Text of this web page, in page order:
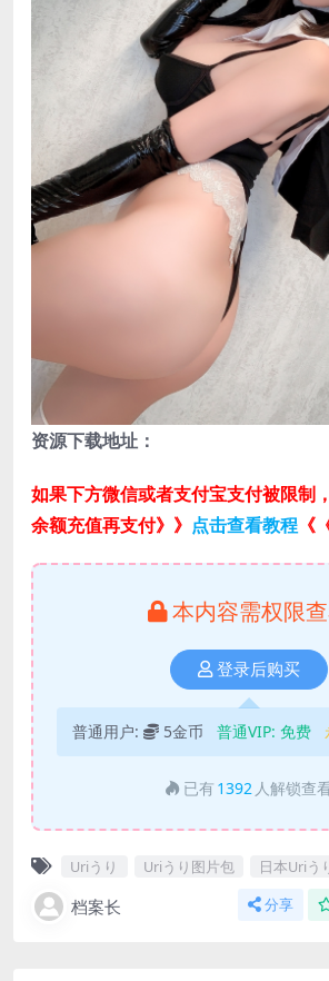
资源下载地址：
如果下方微信或者支付宝支付被限制
余额充值再支付》》 点击查看教程 《
本内容需权限
登录后购买
普通用户: 5金币 普通VIP: 免费
已有 1392 人解锁查
Uriうり Uriうり图片包 日本Uriう
档案长 分享